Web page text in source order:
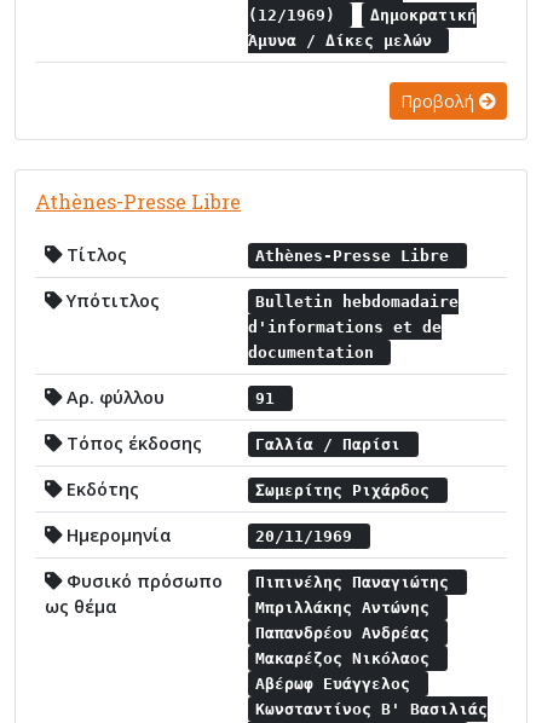
(12/1969)
Δημοκρατική
Άμυνα / Δίκες μελών
Προβολή
Athènes-Presse Libre
Τίτλος Athènes-Presse Libre
Υπότιτλος
Bulletin hebdomadaire
d'informations et de
documentation
Αρ. φύλλου 91
Τόπος έκδοσης Γαλλία / Παρίσι
Εκδότης Σωμερίτης Ριχάρδος
Ημερομηνία 20/11/1969
Φυσικό πρόσωπο
ως θέμα
Πιπινέλης Παναγιώτης
Μπριλλάκης Αντώνης
Παπανδρέου Ανδρέας
Μακαρέζος Νικόλαος
Αβέρωφ Ευάγγελος
Κωνσταντίνος Β' Βασιλιάς